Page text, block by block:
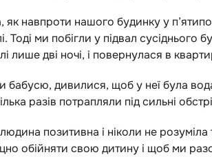
як навпроти нашого будинку у
Тоді ми побігли у підвал
лише дві ночі, і повернулася в
дивилися, щоб у неї була
разів потрапляли під сильні
позитивна і ніколи не розуміла
обійняти свою дитину і щоб ми